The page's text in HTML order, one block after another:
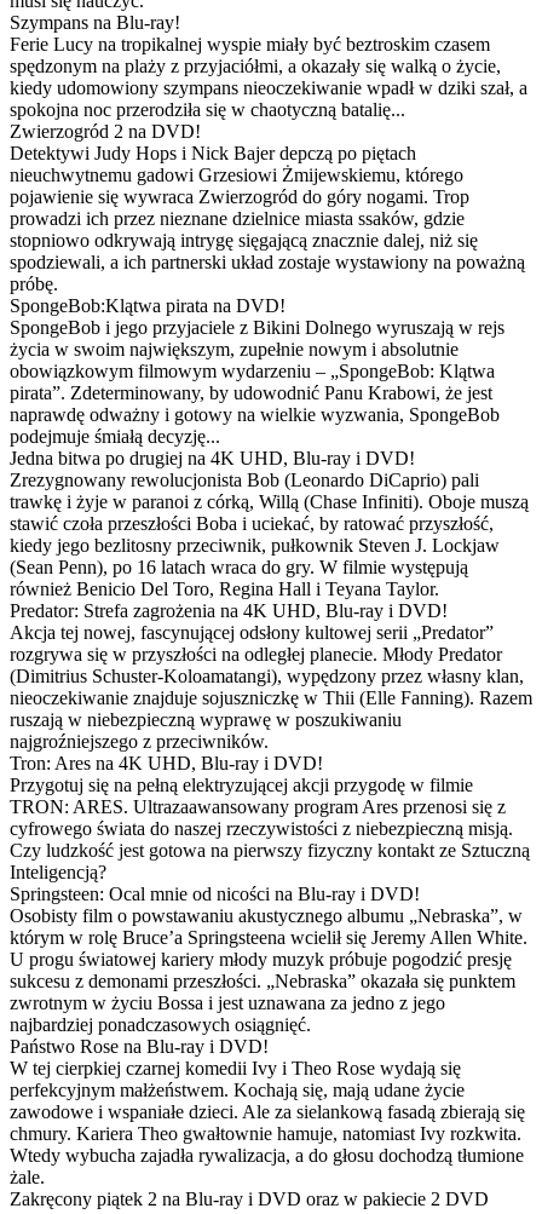
Szympans na Blu-ray!
Ferie Lucy na tropikalnej wyspie miały być beztroskim czasem
spędzonym na plaży z przyjaciółmi, a okazały się walką o życie,
kiedy udomowiony szympans nieoczekiwanie wpadł w dziki szał, a
spokojna noc przerodziła się w chaotyczną batalię...
Zwierzogród 2 na DVD!
Detektywi Judy Hops i Nick Bajer depczą po piętach
nieuchwytnemu gadowi Grzesiowi Żmijewskiemu, którego
pojawienie się wywraca Zwierzogród do góry nogami. Trop
prowadzi ich przez nieznane dzielnice miasta ssaków, gdzie
stopniowo odkrywają intrygę sięgającą znacznie dalej, niż się
spodziewali, a ich partnerski układ zostaje wystawiony na poważną
próbę.
SpongeBob:Klątwa pirata na DVD!
SpongeBob i jego przyjaciele z Bikini Dolnego wyruszają w rejs
życia w swoim największym, zupełnie nowym i absolutnie
obowiązkowym filmowym wydarzeniu – „SpongeBob: Klątwa
pirata”. Zdeterminowany, by udowodnić Panu Krabowi, że jest
naprawdę odważny i gotowy na wielkie wyzwania, SpongeBob
podejmuje śmiałą decyzję...
Jedna bitwa po drugiej na 4K UHD, Blu-ray i DVD!
Zrezygnowany rewolucjonista Bob (Leonardo DiCaprio) pali
trawkę i żyje w paranoi z córką, Willą (Chase Infiniti). Oboje muszą
stawić czoła przeszłości Boba i uciekać, by ratować przyszłość,
kiedy jego bezlitosny przeciwnik, pułkownik Steven J. Lockjaw
(Sean Penn), po 16 latach wraca do gry. W filmie występują
również Benicio Del Toro, Regina Hall i Teyana Taylor.
Predator: Strefa zagrożenia na 4K UHD, Blu-ray i DVD!
Akcja tej nowej, fascynującej odsłony kultowej serii „Predator”
rozgrywa się w przyszłości na odległej planecie. Młody Predator
(Dimitrius Schuster-Koloamatangi), wypędzony przez własny klan,
nieoczekiwanie znajduje sojuszniczkę w Thii (Elle Fanning). Razem
ruszają w niebezpieczną wyprawę w poszukiwaniu
najgroźniejszego z przeciwników.
Tron: Ares na 4K UHD, Blu-ray i DVD!
Przygotuj się na pełną elektryzującej akcji przygodę w filmie
TRON: ARES. Ultrazaawansowany program Ares przenosi się z
cyfrowego świata do naszej rzeczywistości z niebezpieczną misją.
Czy ludzkość jest gotowa na pierwszy fizyczny kontakt ze Sztuczną
Inteligencją?
Springsteen: Ocal mnie od nicości na Blu-ray i DVD!
Osobisty film o powstawaniu akustycznego albumu „Nebraska”, w
którym w rolę Bruce’a Springsteena wcielił się Jeremy Allen White.
U progu światowej kariery młody muzyk próbuje pogodzić presję
sukcesu z demonami przeszłości. „Nebraska” okazała się punktem
zwrotnym w życiu Bossa i jest uznawana za jedno z jego
najbardziej ponadczasowych osiągnięć.
Państwo Rose na Blu-ray i DVD!
W tej cierpkiej czarnej komedii Ivy i Theo Rose wydają się
perfekcyjnym małżeństwem. Kochają się, mają udane życie
zawodowe i wspaniałe dzieci. Ale za sielankową fasadą zbierają się
chmury. Kariera Theo gwałtownie hamuje, natomiast Ivy rozkwita.
Wtedy wybucha zajadła rywalizacja, a do głosu dochodzą tłumione
żale.
Zakręcony piątek 2 na Blu-ray i DVD oraz w pakiecie 2 DVD